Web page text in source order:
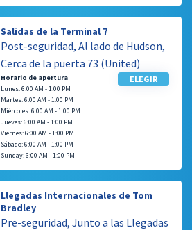
Salidas de la Terminal 7
Post-seguridad, Al lado de Hudson,
Cerca de la puerta 73 (United)
ELEGIR
Horario de apertura
Lunes: 6:00 AM - 1:00 PM
Martes: 6:00 AM - 1:00 PM
Miércoles: 6:00 AM - 1:00 PM
Jueves: 6:00 AM - 1:00 PM
Viernes: 6:00 AM - 1:00 PM
Sábado: 6:00 AM - 1:00 PM
Sunday: 6:00 AM - 1:00 PM
Llegadas Internacionales de Tom
Bradley
Pre-seguridad, Junto a las Llegadas